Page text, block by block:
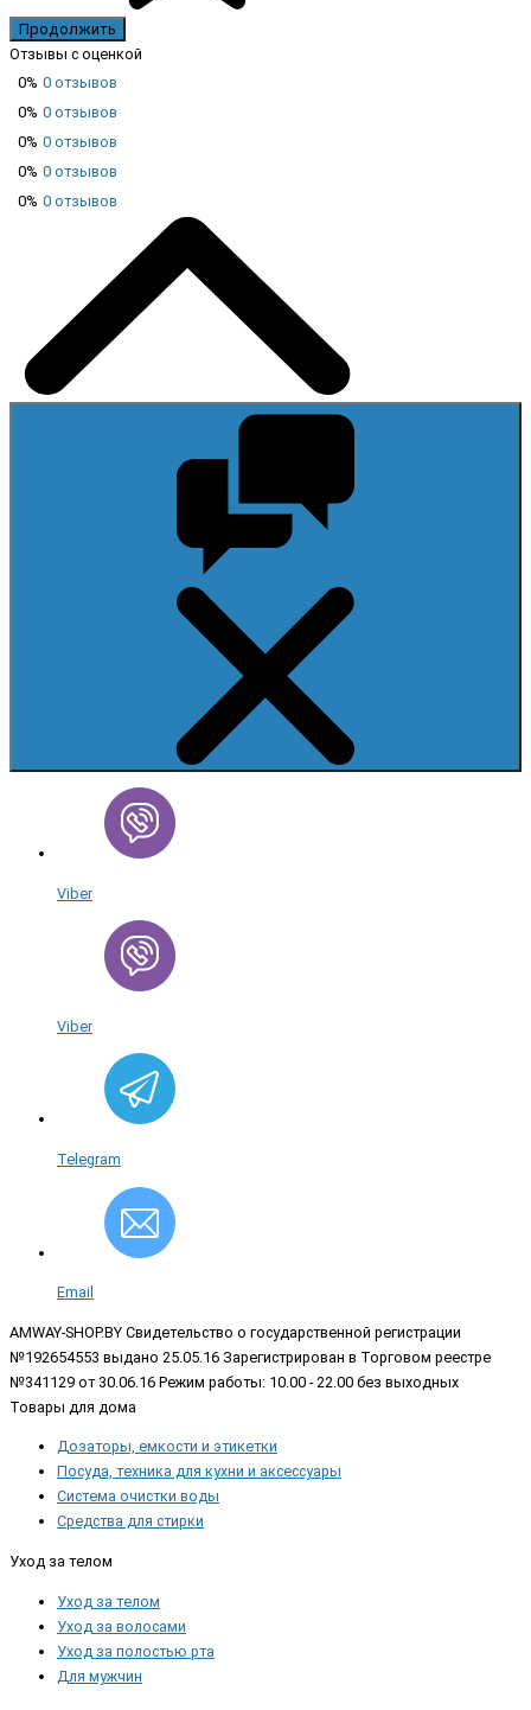
Продолжить
Отзывы с оценкой
0% 0 отзывов
0% 0 отзывов
0% 0 отзывов
0% 0 отзывов
0% 0 отзывов
Viber
Viber
Telegram
Email
AMWAY-SHOP.BY Свидетельство о государственной регистрации
№192654553 выдано 25.05.16 Зарегистрирован в Торговом реестре
№341129 от 30.06.16 Режим работы: 10.00 - 22.00 без выходных
Товары для дома
Дозаторы, емкости и этикетки
Посуда, техника для кухни и аксессуары
Система очистки воды
Средства для стирки
Уход за телом
Уход за телом
Уход за волосами
Уход за полостью рта
Для мужчин